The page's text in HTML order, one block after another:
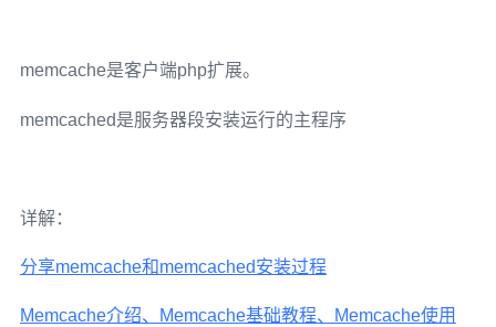
memcache是客户端php扩展。
memcached是服务器段安装运行的主程序
详解：
分享memcache和memcached安装过程
Memcache介绍、Memcache基础教程、Memcache使用